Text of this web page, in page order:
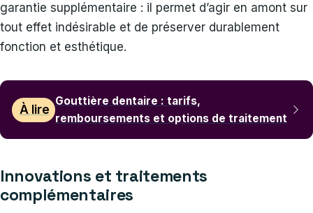
garantie supplémentaire : il permet d’agir en amont sur
tout effet indésirable et de préserver durablement
fonction et esthétique.
À lire
Gouttière dentaire : tarifs,
remboursements et options de traitement
Innovations et traitements
complémentaires